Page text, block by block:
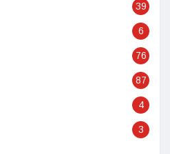
39
6
76
87
4
3